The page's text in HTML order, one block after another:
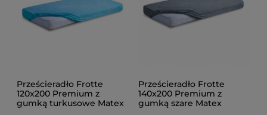
Prześcieradło Frotte
120x200 Premium z
gumką turkusowe Matex
Prześcieradło Frotte
140x200 Premium z
gumką szare Matex